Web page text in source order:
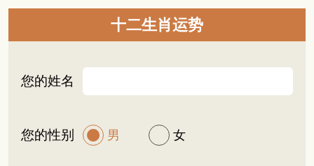
十二生肖运势
您的姓名
您的性别 男 女